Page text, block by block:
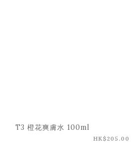
T3 橙花爽膚水 100ml
HK$205.00